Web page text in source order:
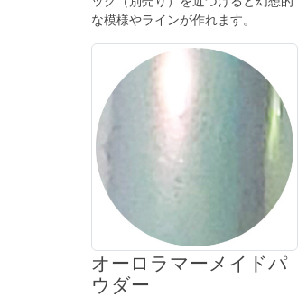
な模様やラインが作れます。
オーロラマーメイドパ
ウダー